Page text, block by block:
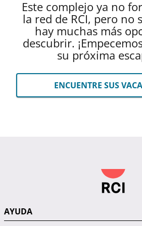
Este complejo ya no
la red de RCI, pero no
hay muchas más
descubrir.
su próxima
ENCUENTRE SUS
AYUDA